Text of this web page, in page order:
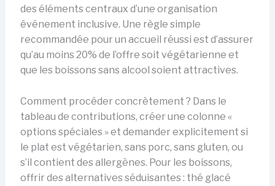
des éléments centraux d’une organisation
événement inclusive. Une règle simple
recommandée pour un accueil réussi est d’assurer
qu’au moins 20% de l’offre soit végétarienne et
que les boissons sans alcool soient attractives.
Comment procéder concrètement ? Dans le
tableau de contributions, créer une colonne «
options spéciales » et demander explicitement si
le plat est végétarien, sans porc, sans gluten, ou
s’il contient des allergènes. Pour les boissons,
offrir des alternatives séduisantes : thé glacé